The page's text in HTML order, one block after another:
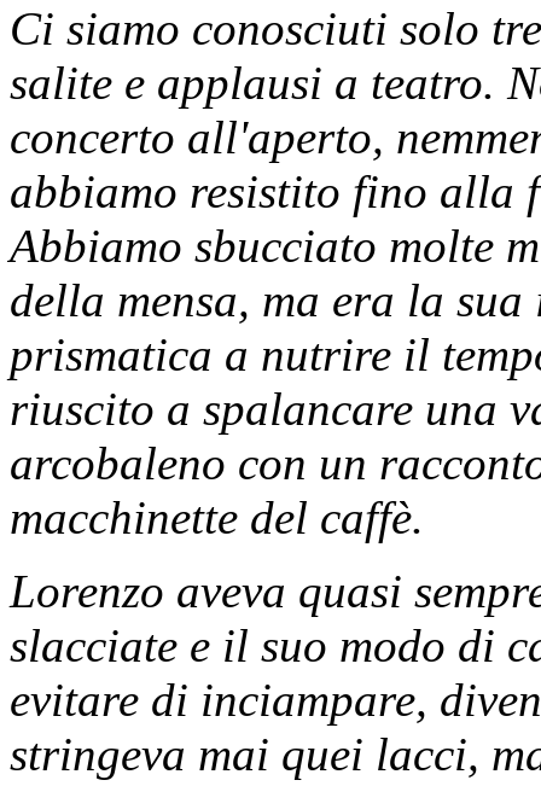
Ci siamo conosciuti solo
salite e applausi a teatro.
concerto all'aperto,
abbiamo resistito fino alla
Abbiamo sbucciato molte
della mensa, ma era la
prismatica a nutrire il
riuscito a spalancare una
arcobaleno con un
macchinette del caffè.
Lorenzo aveva quasi
slacciate e il suo modo di
evitare di inciampare,
stringeva mai quei lacci,